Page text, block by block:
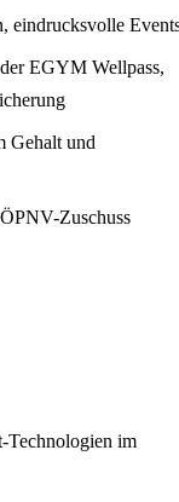
eindrucksvolle
EGYM Wellpass,
Gehalt und
Zuschuss
Technologien im